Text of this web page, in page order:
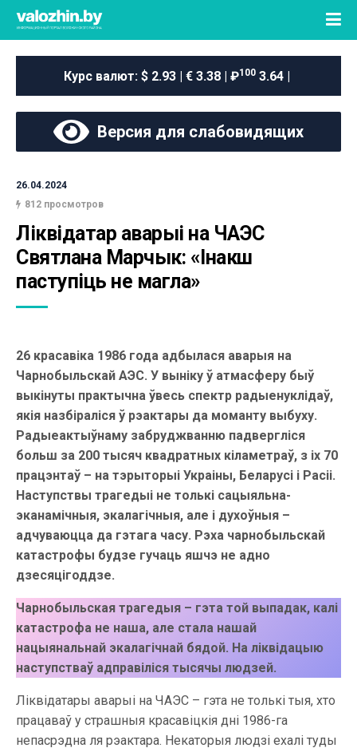
Курс валют: $ 2.93 | € 3.38 | ₽100 3.64 |
Версия для слабовидящих
26.04.2024
812 просмотров
Ліквідатар аварыі на ЧАЭС
Святлана Марчык: «Інакш
паступіць не магла»
26 красавіка 1986 года адбылася аварыя на
Чарнобыльскай АЭС. У выніку ў атмасферу быў
выкінуты практычна ўвесь спектр радыенуклідаў,
якія назбіраліся ў рэактары да моманту выбуху.
Радыеактыўнаму забруджванню падвергліся
больш за 200 тысяч квадратных кіламетраў, з іх 70
працэнтаў – на тэрыторыі Украіны, Беларусі і Расіі.
Наступствы трагедыі не толькі сацыяльна-
эканамічныя, экалагічныя, але і духоўныя –
адчуваюцца да гэтага часу. Рэха чарнобыльскай
катастрофы будзе гучаць яшчэ не адно
дзесяцігоддзе.
Чарнобыльская трагедыя – гэта той выпадак, калі
катастрофа не наша, але стала нашай
нацыянальнай экалагічнай бядой. На ліквідацыю
наступстваў адправіліся тысячы людзей.
Ліквідатары аварыі на ЧАЭС – гэта не толькі тыя, хто
працаваў у страшныя красавіцкія дні 1986-га
непасрэдна ля рэактара. Некаторыя людзі ехалі туды